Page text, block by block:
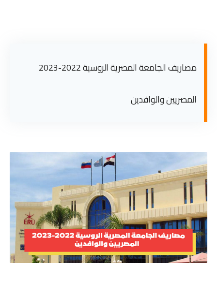
مصاريف الجامعة المصرية الروسية 2022-2023
المصريين والوافدين